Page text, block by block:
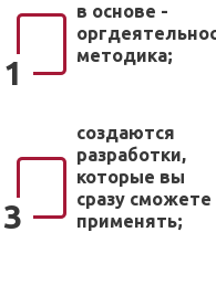
1
в основе -
методика;
3
создаются
разработки,
которые вы
сразу сможете
применять;